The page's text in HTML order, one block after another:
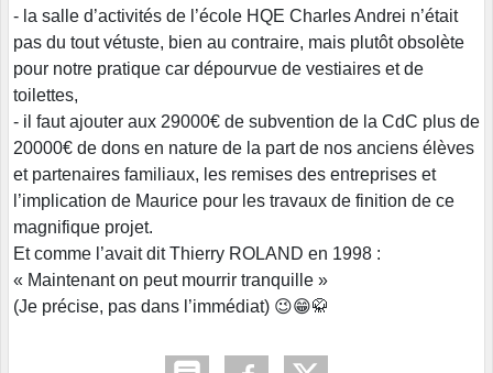
- la salle d’activités de l’école HQE Charles Andrei n’était
pas du tout vétuste, bien au contraire, mais plutôt obsolète
pour notre pratique car dépourvue de vestiaires et de
toilettes,
- il faut ajouter aux 29000€ de subvention de la CdC plus de
20000€ de dons en nature de la part de nos anciens élèves
et partenaires familiaux, les remises des entreprises et
l’implication de Maurice pour les travaux de finition de ce
magnifique projet.
Et comme l’avait dit Thierry ROLAND en 1998 :
« Maintenant on peut mourrir tranquille »
(Je précise, pas dans l’immédiat) 😉😁🥋